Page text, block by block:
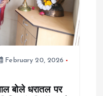
February 20, 2026
बोले धरातल पर